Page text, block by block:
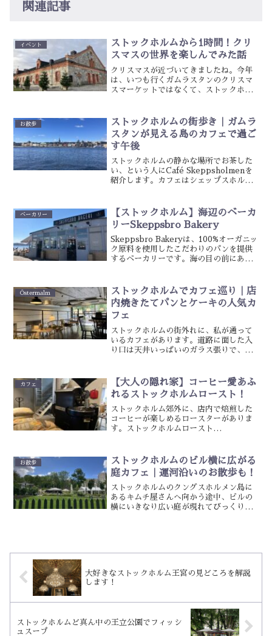
関連記事
イベント
ストックホルムから1時間！クリ
スマスの世界を楽しんでみた話
クリスマスが近づいてきましたね。今年
は、いつも行くガムラスタンのクリスマ
スマーケットではなくて、ストックホル
ら電車で1時間ちょっと。Steninge
Slottsbyの...
お散歩
ストックホルムの街歩き｜ガムラ
スタンが見える島のカフェで過ご
す午後
ストックホルムの静かな場所でお茶した
い、という人にCafé Skeppsholmenを
紹介します。カフェはシェップスホルメ
ので、海を眺めながらゆっくりできま
す。せっかく...
ベーカリー
【ストックホルム】海辺のベーカ
リーSkeppsbro Bakery
Skeppsbro Bakeryは、100%オーガニッ
ク原料を使用したこだわりのパンを提供
するベーカリーです。海の目の前にある
にある海辺のベーカリーSkeppsbro ...
Östermalm
ストックホルムでカフェ巡り｜店
内焼きたてパンとケーキの人気カ
フェ
ストックホルムの街外れに、私が通って
いるカフェがあります。道路に面した入
り口は天井いっぱいのガラス張りで、店
くらい。冬になるとオレンジ色のランプ
に照らされた、まったり落...
カフェ
【大人の隠れ家】コーヒー愛あふ
れるストックホルムロースト！
ストックホルム郊外に、店内で焙煎した
コーヒーが楽しめるロースターがありま
す。ストックホルムロースト
いスウェーデン人からも高評価！実は、
ストックホルムの有名...
お散歩
ストックホルムのビル横に広がる
庭カフェ｜運河沿いのお散歩も！
ストックホルムのクングスホルメン島に
あるキムチ屋さんへ向かう途中、ビルの
横にいきなり広い庭が現れてびっくりし
大好きなストックホルム王宮の見どころを解説
します！
ストックホルムど真ん中の王立公園でフィッシ
ュスープ